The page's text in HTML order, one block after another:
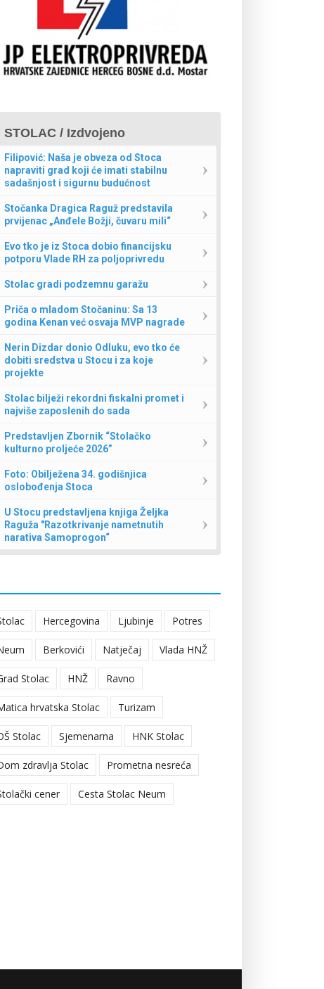
STOLAC / Izdvojeno
Filipović: Naša je obveza od Stoca
napraviti grad koji će imati stabilnu
sadašnjost i sigurnu budućnost
Stočanka Dragica Raguž predstavila
prvijenac „Anđele Božji, čuvaru mili“
Evo tko je iz Stoca dobio financijsku
potporu Vlade RH za poljoprivredu
Stolac gradi podzemnu garažu
Priča o mladom Stočaninu: Sa 13
godina Kenan već osvaja MVP nagrade
Nerin Dizdar donio Odluku, evo tko će
dobiti sredstva u Stocu i za koje
projekte
Stolac bilježi rekordni fiskalni promet i
najviše zaposlenih do sada
Predstavljen Zbornik “Stolačko
kulturno proljeće 2026”
Foto: Obilježena 34. godišnjica
oslobođenja Stoca
U Stocu predstavljena knjiga Željka
Raguža "Razotkrivanje nametnutih
narativa Samoprogon“
Hercegovina Ljubinje Potres
Berkovići Natječaj Vlada HNŽ
Stolac HNŽ Ravno
hrvatska Stolac Turizam
Stolac Sjemenarna HNK Stolac
zdravlja Stolac Prometna nesreća
cener Cesta Stolac Neum